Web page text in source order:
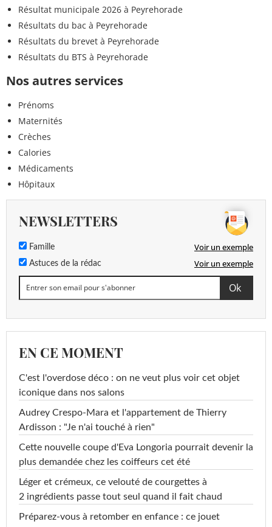
Résultat municipale 2026 à Peyrehorade
Résultats du bac à Peyrehorade
Résultats du brevet à Peyrehorade
Résultats du BTS à Peyrehorade
Nos autres services
Prénoms
Maternités
Crèches
Calories
Médicaments
Hôpitaux
NEWSLETTERS
Famille Voir un exemple
Astuces de la rédac Voir un exemple
EN CE MOMENT
C'est l'overdose déco : on ne veut plus voir cet objet
iconique dans nos salons
Audrey Crespo-Mara et l'appartement de Thierry
Ardisson : "Je n'ai touché à rien"
Cette nouvelle coupe d'Eva Longoria pourrait devenir la
plus demandée chez les coiffeurs cet été
Léger et crémeux, ce velouté de courgettes à
2 ingrédients passe tout seul quand il fait chaud
Préparez-vous à retomber en enfance : ce jouet